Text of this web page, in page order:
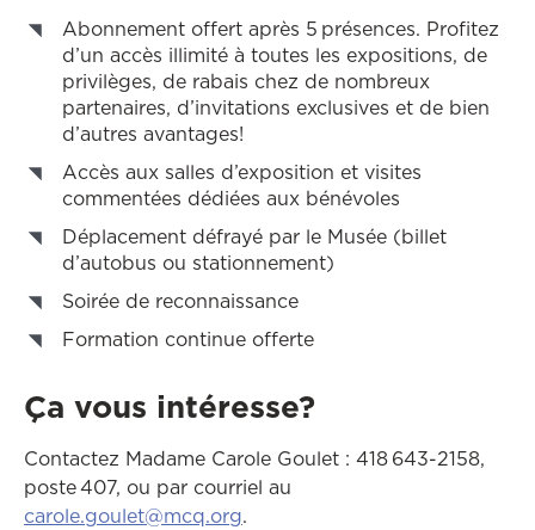
Abonnement offert après 5 présences. Profitez
d’un accès illimité à toutes les expositions, de
privilèges, de rabais chez de nombreux
partenaires, d’invitations exclusives et de bien
d’autres avantages!
Accès aux salles d’exposition et visites
commentées dédiées aux bénévoles
Déplacement défrayé par le Musée (billet
d’autobus ou stationnement)
Soirée de reconnaissance
Formation continue offerte
Ça vous intéresse?
Contactez Madame Carole Goulet : 418 643-2158,
poste 407, ou par courriel au
carole.goulet@mcq.org.